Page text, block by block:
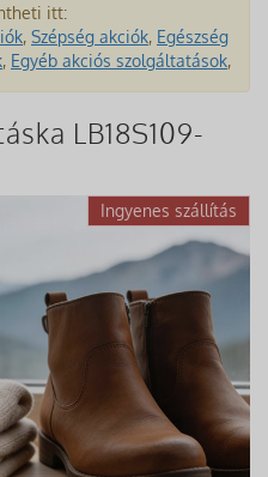
itt:
, Szépség akciók, Egészség
, Egyéb akciós szolgáltatások,
LB18S109-
Ingyenes szállítás